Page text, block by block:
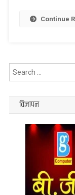
Continue
विज्ञापन